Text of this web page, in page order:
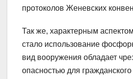
протоколов Женевских
Так же, характерным
стало использование
вид вооружения обладает
опасностью для